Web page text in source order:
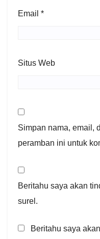
Email *
Situs Web
Simpan nama, email,
peramban ini untuk
Beritahu saya akan
surel.
Beritahu saya